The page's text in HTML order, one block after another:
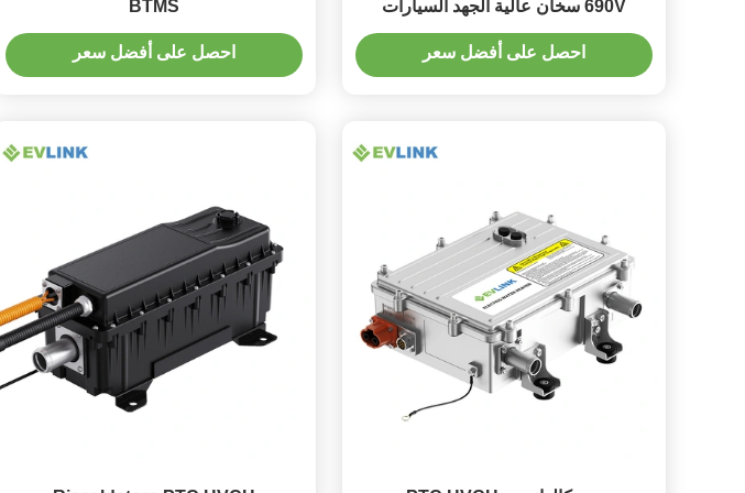
690V سخان عالية الجهد السيارات
احصل على أفضل سعر
BTMS
احصل على أفضل سعر